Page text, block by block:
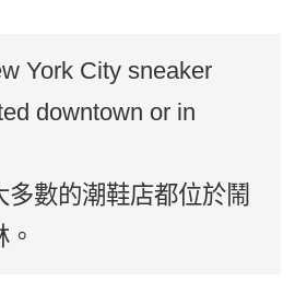
York City sneaker
downtown or in
多數的潮鞋店都位於鬧